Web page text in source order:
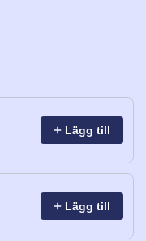
Lägg till
Lägg till